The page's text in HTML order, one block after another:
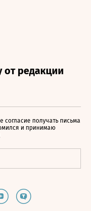
получать письма
и принимаю